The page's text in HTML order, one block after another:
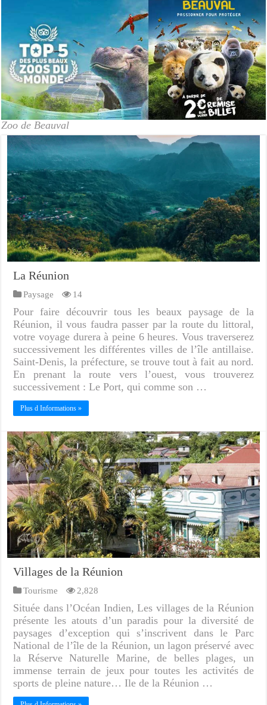
Zoo de Beauval
La Réunion
Paysage 14
Pour faire découvrir tous les beaux paysage de la
Réunion, il vous faudra passer par la route du littoral,
votre voyage durera à peine 6 heures. Vous traverserez
successivement les différentes villes de l’île antillaise.
Saint-Denis, la préfecture, se trouve tout à fait au nord.
En prenant la route vers l’ouest, vous trouverez
successivement : Le Port, qui comme son …
Plus d Informations »
Villages de la Réunion
Tourisme 2,828
Située dans l’Océan Indien, Les villages de la Réunion
présente les atouts d’un paradis pour la diversité de
paysages d’exception qui s’inscrivent dans le Parc
National de l’île de la Réunion, un lagon préservé avec
la Réserve Naturelle Marine, de belles plages, un
immense terrain de jeux pour toutes les activités de
sports de pleine nature… Ile de la Réunion …